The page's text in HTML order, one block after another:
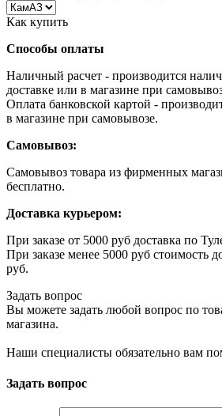
Как купить
Способы оплаты
Наличный расчет - производится
доставке или в магазине при
Оплата банковской картой -
в магазине при самовывозе.
Самовывоз:
Самовывоз товара из фирменных
бесплатно.
Доставка курьером:
При заказе от 5000 руб доставка по
При заказе менее 5000 руб стоимость
руб.
Задать вопрос
Вы можете задать любой вопрос по
магазина.
Наши специалисты обязательно вам
Задать вопрос